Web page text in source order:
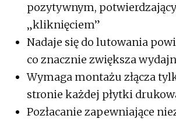
pozytywnym,
„kliknięciem”
Nadaje się do lutowania
co znacznie zwiększa
Wymaga montażu złącza
stronie każdej płytki
Pozłacanie zapewniające